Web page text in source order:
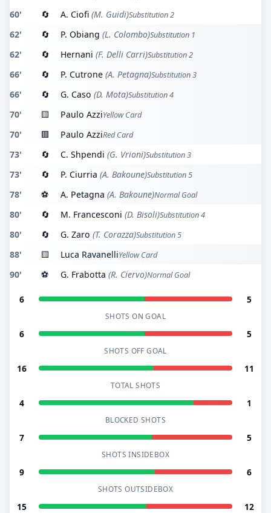
60' 🔄 A. Ciofi (M. Guidi)Substitution 2
62' 🔄 P. Obiang (L. Colombo)Substitution 1
62' 🔄 Hernani (F. Delli Carri)Substitution 2
66' 🔄 P. Cutrone (A. Petagna)Substitution 3
66' 🔄 G. Caso (D. Mota)Substitution 4
70' 🟨 Paulo AzziYellow Card
70' 🟥 Paulo AzziRed Card
73' 🔄 C. Shpendi (G. Vrioni)Substitution 3
73' 🔄 P. Ciurria (A. Bakoune)Substitution 5
78' ⚽ A. Petagna (A. Bakoune)Normal Goal
80' 🔄 M. Francesconi (D. Bisoli)Substitution 4
80' 🔄 G. Zaro (T. Corazza)Substitution 5
88' 🟨 Luca RavanelliYellow Card
90' ⚽ G. Frabotta (R. Ciervo)Normal Goal
6 5
SHOTS ON GOAL
6 5
SHOTS OFF GOAL
16 11
TOTAL SHOTS
4 1
BLOCKED SHOTS
7 5
SHOTS INSIDEBOX
9 6
SHOTS OUTSIDEBOX
15 12